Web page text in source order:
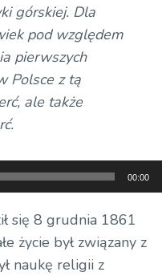
górskiej. Dla
pod względem
pierwszych
Polsce z tą
ale także
00:00
się 8 grudnia 1861
życie był związany z
naukę religii z